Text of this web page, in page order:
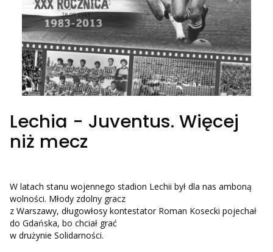
Lechia - Juventus. Więcej
niż mecz
W latach stanu wojennego stadion Lechii był dla nas amboną
wolności. Młody zdolny gracz
z Warszawy, długowłosy kontestator Roman Kosecki pojechał
do Gdańska, bo chciał grać
w drużynie Solidarności.